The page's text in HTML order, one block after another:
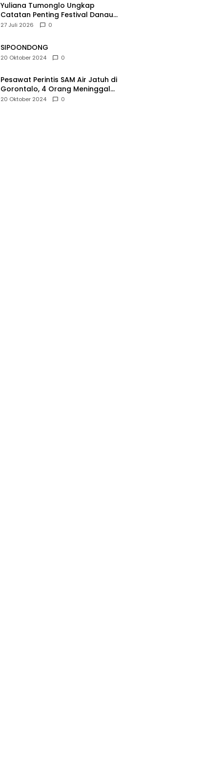
Yuliana Tumonglo Ungkap
Catatan Penting Festival Danau
Lindu: Parkir hingga Toilet Harus
27 Juli 2026 0
SIPOONDONG
20 Oktober 2024 0
Pesawat Perintis SAM Air Jatuh di
Gorontalo, 4 Orang Meninggal
Dunia
20 Oktober 2024 0